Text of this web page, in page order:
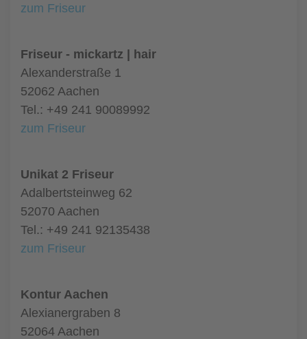
zum Friseur
Friseur - mickartz | hair
Alexanderstraße 1
52062 Aachen
Tel.: +49 241 90089992
zum Friseur
Unikat 2 Friseur
Adalbertsteinweg 62
52070 Aachen
Tel.: +49 241 92135438
zum Friseur
Kontur Aachen
Alexianergraben 8
52064 Aachen